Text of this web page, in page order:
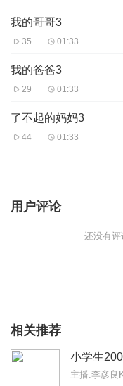
我的哥哥3
35 01:33
我的爸爸3
29 01:33
了不起的妈妈3
44 01:33
用户评论
还没有评
相关推荐
小学生
主播:李彦良